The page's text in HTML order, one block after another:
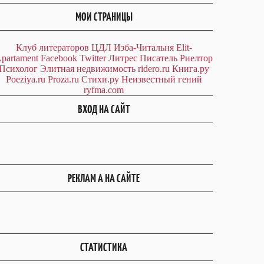
МОИ СТРАНИЦЫ
Клуб литераторов ЦДЛ Изба-Читальня Elit-
Facebook Twitter Литрес Писатель Риелтор
Элитная недвижимость ridero.ru Книга.ру
Poeziya.ru Proza.ru Стихи.ру Неизвестный гений
ryfma.com
ВХОД НА САЙТ
РЕКЛАМ А НА САЙТЕ
СТАТИСТИКА